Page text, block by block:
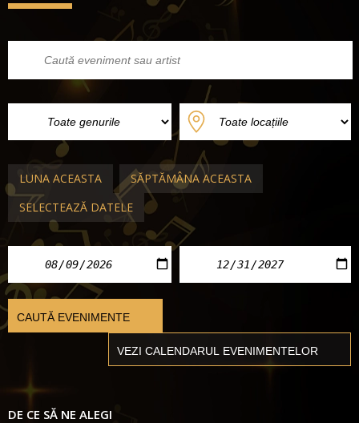
LUNA ACEASTA
SĂPTĂMÂNA ACEASTA
SELECTEAZĂ DATELE
DE CE SĂ NE ALEGI